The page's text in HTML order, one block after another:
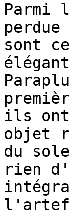
Parmi
sont
ils ont
objet
du
rien